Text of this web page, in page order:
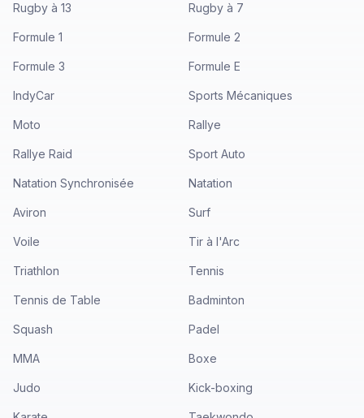
Rugby à 13 Rugby à 7
Formule 1 Formule 2
Formule 3 Formule E
IndyCar Sports Mécaniques
Moto Rallye
Rallye Raid Sport Auto
Natation Synchronisée Natation
Aviron Surf
Voile Tir à l'Arc
Triathlon Tennis
Tennis de Table Badminton
Squash Padel
MMA Boxe
Judo Kick-boxing